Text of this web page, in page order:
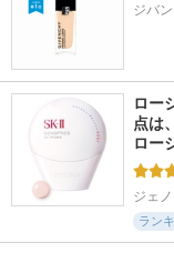
ジバ
ロー
点は
ロー
ジェ
ラン